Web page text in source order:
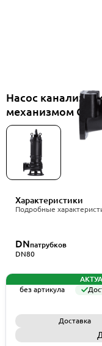
Насос
механизмом CNP
Характеристики
Подробные
DNпатрубков
DN80
без артикула
Доставка